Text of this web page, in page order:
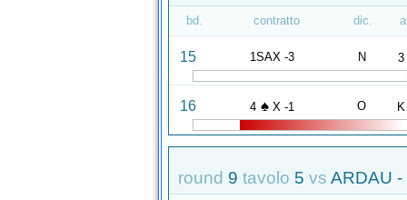
bd. contratto dic.
15 1SAX -3 N 3
16 4 ♠ X -1 O K
round 9 tavolo 5 vs ARDAU -